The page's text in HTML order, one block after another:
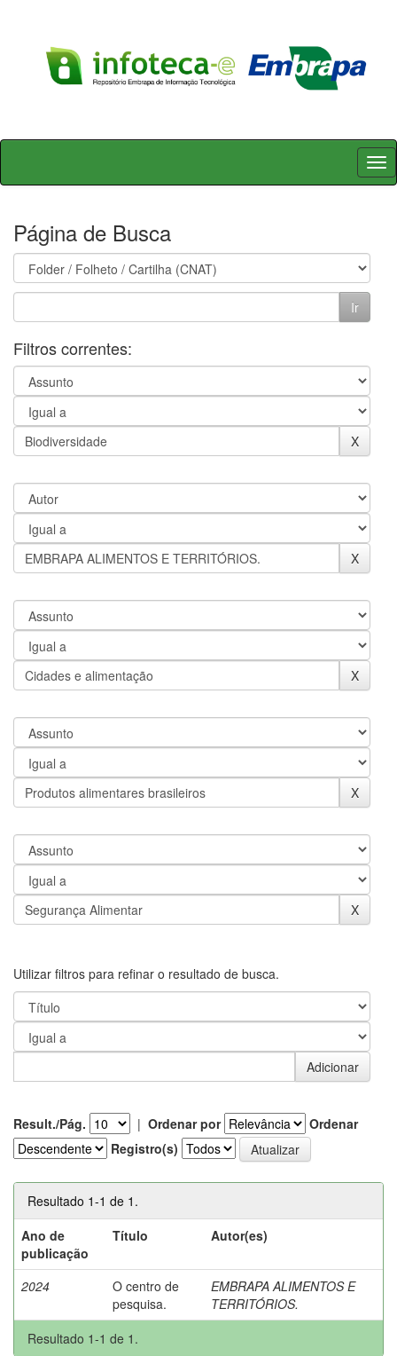
Skip
Página de Busca
Filtros correntes:
Utilizar filtros para refinar o resultado de busca.
Result./Pág. | Ordenar por
Ordenar
Registro(s)
Resultado 1-1 de 1.
Ano de
publicação
Título Autor(es)
2024
O centro de
pesquisa.
EMBRAPA ALIMENTOS E
TERRITÓRIOS.
Resultado 1-1 de 1.